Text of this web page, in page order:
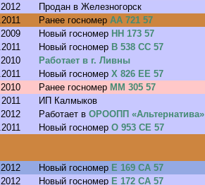
Продан в Железногорск
Ранее госномер АА 721 57
Новый госномер НН 173 57
Новый госномер В 538 СС 57
2010
Работает в г. Ливны
Новый госномер Х 826 ЕЕ 57
Ранее госномер ММ 305 57
2011
ИП Калмыков
Работает в ОРООПП «Альтернатива»
Новый госномер О 953 СЕ 57
Новый госномер Е 169 СА 57
Новый госномер Е 172 СА 57